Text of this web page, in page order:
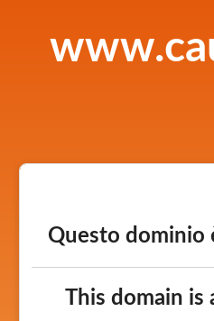
Questo dominio
This domain is